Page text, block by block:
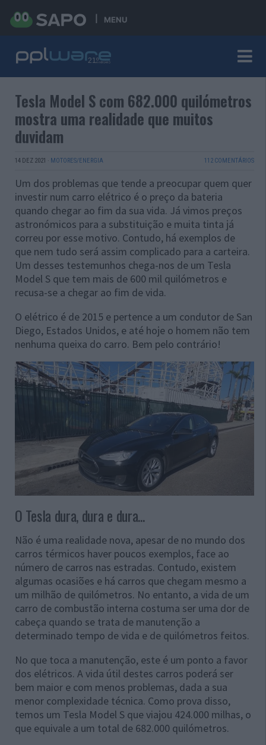
MENU
Tesla Model S com 682.000 quilómetros
mostra uma realidade que muitos
duvidam
14 DEZ 2021 · MOTORES/ENERGIA 112 COMENTÁRIOS
Um dos problemas que tende a preocupar quem quer
investir num carro elétrico é o preço da bateria
quando chegar ao fim da sua vida. Já vimos preços
astronómicos para a substituição e muita tinta já
correu por esse motivo. Contudo, há exemplos de
que nem tudo será assim complicado para a carteira.
Um desses testemunhos chega-nos de um Tesla
Model S que tem mais de 600 mil quilómetros e
recusa-se a chegar ao fim de vida.
O elétrico é de 2015 e pertence a um condutor de San
Diego, Estados Unidos, e até hoje o homem não tem
nenhuma queixa do carro. Bem pelo contrário!
O Tesla dura, dura e dura...
Não é uma realidade nova, apesar de no mundo dos
carros térmicos haver poucos exemplos, face ao
número de carros nas estradas. Contudo, existem
algumas ocasiões e há carros que chegam mesmo a
um milhão de quilómetros. No entanto, a vida de um
carro de combustão interna costuma ser uma dor de
cabeça quando se trata de manutenção a
determinado tempo de vida e de quilómetros feitos.
No que toca a manutenção, este é um ponto a favor
dos elétricos. A vida útil destes carros poderá ser
bem maior e com menos problemas, dada a sua
menor complexidade técnica. Como prova disso,
temos um Tesla Model S que viajou 424.000 milhas, o
que equivale a um total de 682.000 quilómetros.